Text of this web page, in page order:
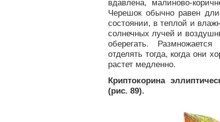
вдавлена, малиново-
Черешок обычно равен
состоянии, в теплой и
солнечных лучей и
оберегать.
отделять тогда, когда они
растет медленно.
Криптокорина
(рис. 89).